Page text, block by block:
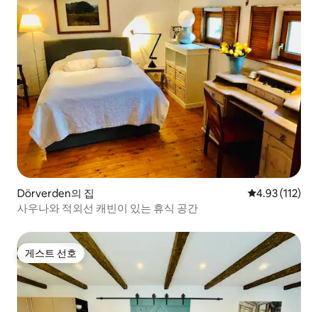
Dörverden의 집 평점 4.93점(5
4.93 (112)
사우나와 적외선 캐빈이 있는 휴식 공간
게스트 선호
게스트 선호